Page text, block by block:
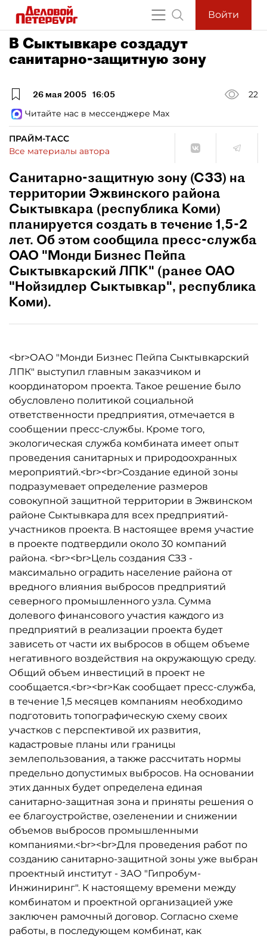
Войти
В Сыктывкаре создадут
санитарно-защитную зону
26 мая 2005 16:05
22
Читайте нас в мессенджере Max
ПРАЙМ-ТАСС
Все материалы автора
Санитарно-защитную зону (СЗЗ) на
территории Эжвинского района
Сыктывкара (республика Коми)
планируется создать в течение 1,5-2
лет. Об этом сообщила пресс-служба
ОАО "Монди Бизнес Пейпа
Сыктывкарский ЛПК" (ранее ОАО
"Нойзидлер Сыктывкар", республика
Коми).
<br>ОАО "Монди Бизнес Пейпа Сыктывкарский
ЛПК" выступил главным заказчиком и
координатором проекта. Такое решение было
обусловлено политикой социальной
ответственности предприятия, отмечается в
сообщении пресс-службы. Кроме того,
экологическая служба комбината имеет опыт
проведения санитарных и природоохранных
мероприятий.<br><br>Создание единой зоны
подразумевает определение размеров
совокупной защитной территории в Эжвинском
районе Сыктывкара для всех предприятий-
участников проекта. В настоящее время участие
в проекте подтвердили около 30 компаний
района. <br><br>Цель создания СЗЗ -
максимально оградить население района от
вредного влияния выбросов предприятий
северного промышленного узла. Сумма
долевого финансового участия каждого из
предприятий в реализации проекта будет
зависеть от части их выбросов в общем объеме
негативного воздействия на окружающую среду.
Общий объем инвестиций в проект не
сообщается.<br><br>Как сообщает пресс-служба,
в течение 1,5 месяцев компаниям необходимо
подготовить топографическую схему своих
участков с перспективой их развития,
кадастровые планы или границы
землепользования, а также рассчитать нормы
предельно допустимых выбросов. На основании
этих данных будет определена единая
санитарно-защитная зона и приняты решения о
ее благоустройстве, озеленении и снижении
объемов выбросов промышленными
компаниями.<br><br>Для проведения работ по
созданию санитарно-защитной зоны уже выбран
проектный институт - ЗАО "Гипробум-
Инжиниринг". К настоящему времени между
комбинатом и проектной организацией уже
заключен рамочный договор. Согласно схеме
работы, в последующем комбинат, как